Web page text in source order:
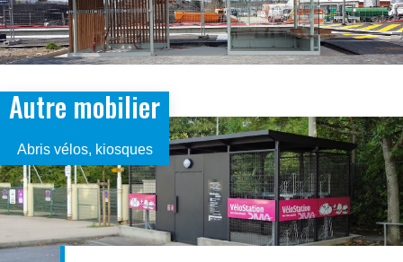
Autre mobilier
Abris vélos, kiosques